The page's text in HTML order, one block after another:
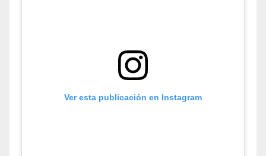
Ver esta publicación en Instagram